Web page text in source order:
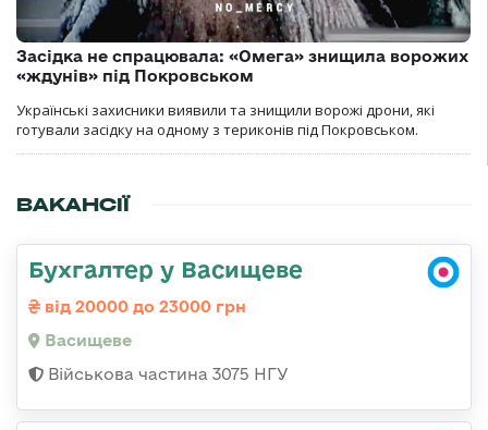
Засідка не спрацювала: «Омега» знищила ворожих
«ждунів» під Покровськом
Українські захисники виявили та знищили ворожі дрони, які
готували засідку на одному з териконів під Покровськом.
ВАКАНСІЇ
Бухгалтер у Васищеве
від 20000 до 23000 грн
Васищеве
Військова частина 3075 НГУ